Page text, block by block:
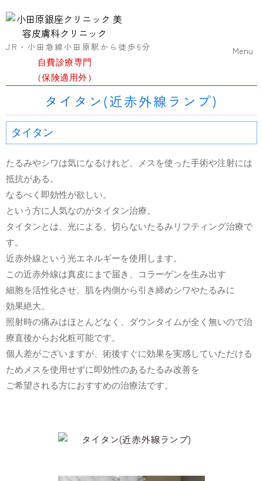
JR・小田急線小田原駅から徒歩6分
自費診療専門
（保険適用外）
Menu
タイタン(近赤外線ランプ)
タイタン
たるみやシワは気になるけれど、メスを使った手術や注射には
抵抗がある。
なるべく即効性が欲しい。
という方に人気なのがタイタン治療。
タイタンとは、光による、切らないたるみリフティング治療で
す。
近赤外線という光エネルギーを使用します。
この近赤外線は真皮にまで届き、コラーゲンを生み出す
細胞を活性化させ、肌を内側から引き締めシワやたるみに
効果絶大。
照射時の痛みはほとんどなく、ダウンタイムが全く無いので治
療直後からお化粧可能です。
個人差がございますが、術後すぐに効果を実感していただける
ためメスを使用せずに即効性のあるたるみ改善を
ご希望される方におすすめの治療法です。